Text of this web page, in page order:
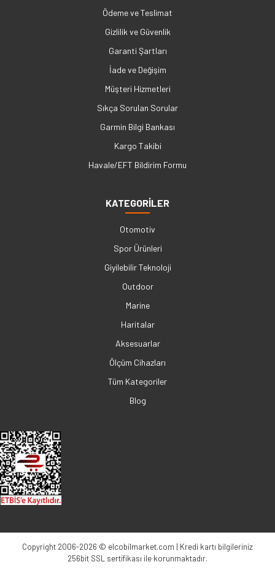
Ödeme ve Teslimat
Gizlilik ve Güvenlik
Garanti Şartları
İade ve Değişim
Müşteri Hizmetleri
Sıkça Sorulan Sorular
Garmin Bilgi Bankası
Kargo Takibi
Havale/EFT Bildirim Formu
KATEGORİLER
Otomotiv
Spor Ürünleri
Giyilebilir Teknoloji
Outdoor
Marine
Haritalar
Aksesuarlar
Ölçüm Cihazları
Tüm Kategoriler
Blog
Copyright 2006-2026 © elcobilmarket.com | Kredi kartı bilgileriniz
256bit SSL sertifikası ile korunmaktadır.